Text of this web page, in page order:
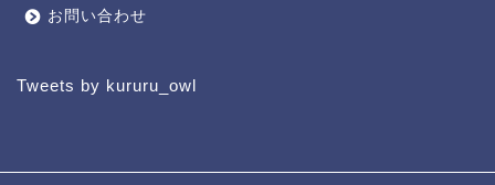
お問い合わせ
Tweets by kururu_owl